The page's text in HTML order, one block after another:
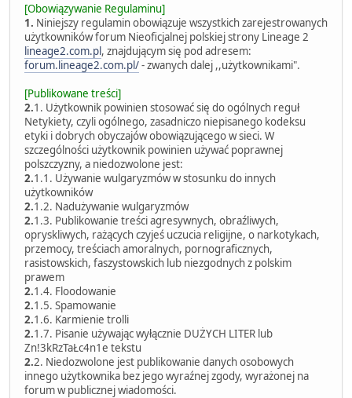
[Obowiązywanie Regulaminu]
1. Niniejszy regulamin obowiązuje wszystkich zarejestrowanych
użytkowników forum Nieoficjalnej polskiej strony Lineage 2
lineage2.com.pl, znajdującym się pod adresem:
forum.lineage2.com.pl/- zwanych dalej ,,użytkownikami".
[Publikowane treści]
2.1. Użytkownik powinien stosować się do ogólnych reguł
Netykiety, czyli ogólnego, zasadniczo niepisanego kodeksu
etyki i dobrych obyczajów obowiązującego w sieci. W
szczególności użytkownik powinien używać poprawnej
polszczyzny, a niedozwolone jest:
2.1.1. Używanie wulgaryzmów w stosunku do innych
użytkowników
2.1.2. Nadużywanie wulgaryzmów
2.1.3. Publikowanie treści agresywnych, obraźliwych,
opryskliwych, rażących czyjeś uczucia religijne, o narkotykach,
przemocy, treściach amoralnych, pornograficznych,
rasistowskich, faszystowskich lub niezgodnych z polskim
prawem
2.1.4. Floodowanie
2.1.5. Spamowanie
2.1.6. Karmienie trolli
2.1.7. Pisanie używając wyłącznie DUŻYCH LITER lub
Zn!3kRzTaŁc4n1e tekstu
2.2. Niedozwolone jest publikowanie danych osobowych
innego użytkownika bez jego wyraźnej zgody, wyrażonej na
forum w publicznej wiadomości.